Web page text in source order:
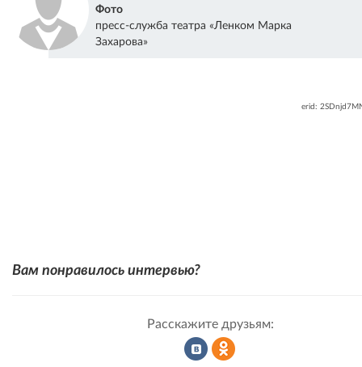
Фото
пресс-служба театра «Ленком Марка
Захарова»
erid:
Вам понравилось интервью?
Расскажите друзьям: